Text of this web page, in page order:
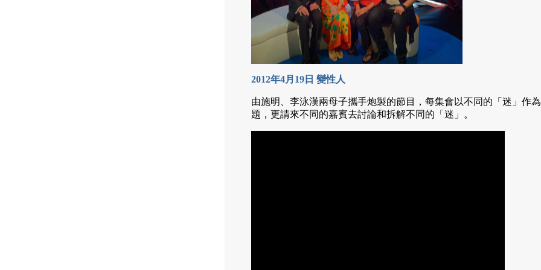
2012年4月19日 變性人
由施明、李泳漢兩母子攜手炮製的節目，每集會以不同的「迷」作
題，更請來不同的嘉賓去討論和拆解不同的「迷」。